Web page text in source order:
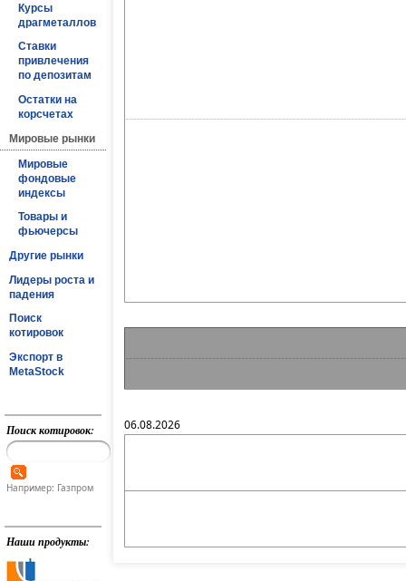
Курсы
драгметаллов
Ставки
привлечения
по депозитам
Остатки на
корсчетах
Мировые рынки
Мировые
фондовые
индексы
Товары и
фьючерсы
Другие рынки
Лидеры роста и
падения
Поиск
котировок
Экспорт в
MetaStock
Поиск котировок:
Например: Газпром
Наши продукты:
06.08.2026